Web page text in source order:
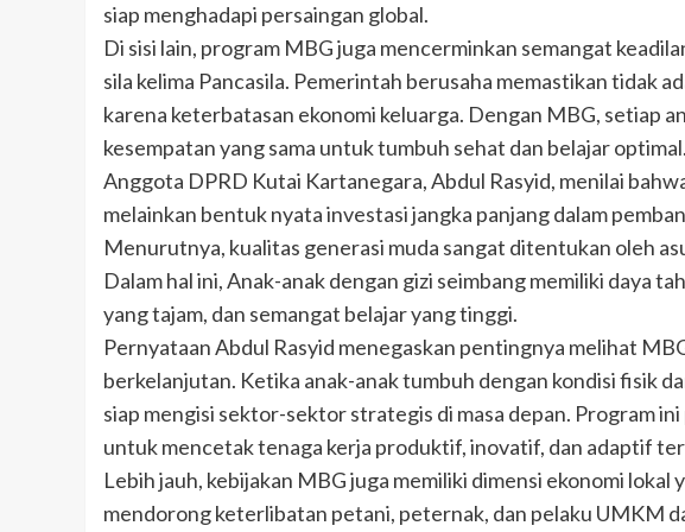
siap menghadapi persaingan global.
Di sisi lain, program MBG juga mencerminkan semangat
sila kelima Pancasila. Pemerintah berusaha memastikan tidak
karena keterbatasan ekonomi keluarga. Dengan MBG, setiap
kesempatan yang sama untuk tumbuh sehat dan belajar optimal.
Anggota DPRD Kutai Kartanegara, Abdul Rasyid, menilai
melainkan bentuk nyata investasi jangka panjang dalam
Menurutnya, kualitas generasi muda sangat ditentukan oleh
Dalam hal ini, Anak-anak dengan gizi seimbang memiliki daya
yang tajam, dan semangat belajar yang tinggi.
Pernyataan Abdul Rasyid menegaskan pentingnya melihat
berkelanjutan. Ketika anak-anak tumbuh dengan kondisi fisik
siap mengisi sektor-sektor strategis di masa depan. Program
untuk mencetak tenaga kerja produktif, inovatif, dan adaptif
Lebih jauh, kebijakan MBG juga memiliki dimensi ekonomi lokal
mendorong keterlibatan petani, peternak, dan pelaku UMKM